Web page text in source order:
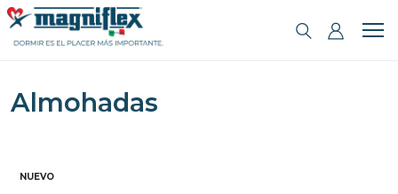
Almohadas
NUEVO